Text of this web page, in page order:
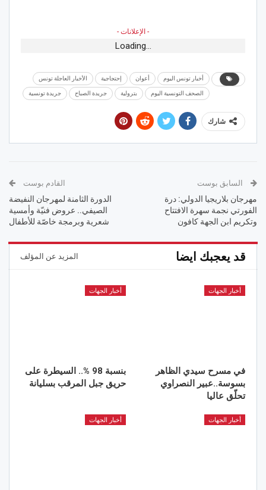
- الإعلانات -
Loading...
أخبار تونس اليوم أعوان إحتجاجية الأخبار العاجلة تونس
الصحف التونسية اليوم بترولية جريدة الصباح جريدة تونسية
شارك
السابق بوست
مهرجان بلاريجيا الدولي: درة
الفورتي نجمة سهرة الافتتاح
وتكريم ابن الجهة كافون
القادم بوست
الدورة الثامنة لمهرجان النفيضة
الصيفي.. عروض فنيّة وأمسية
شعرية وبرمجة خاصّة للأطفال
قد يعجبك ايضا المزيد عن المؤلف
أخبار الجهات
في مسرح سيدي الظاهر
بسوسة..عبير النصراوي
تحلّق عاليا
أخبار الجهات
بنسبة 98 %.. السيطرة على
حريق جبل المرقب بسليانة
أخبار الجهات أخبار الجهات